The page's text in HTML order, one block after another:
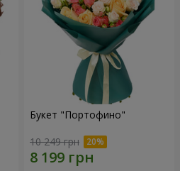
Букет "Портофино"
10 249 грн